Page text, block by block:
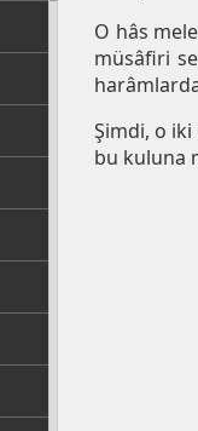
O hâs
müsâfiri
Şimdi, o
bu kuluna